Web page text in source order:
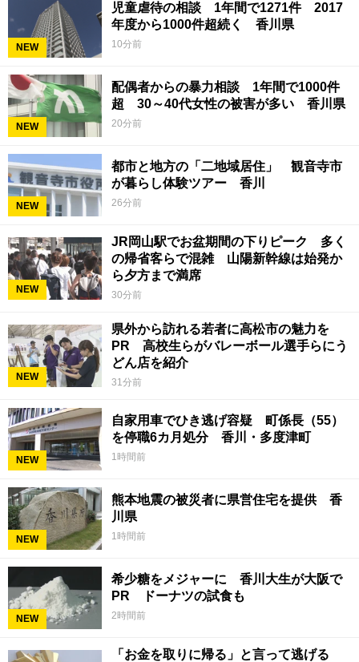
NEW
児童虐待の相談 1年間で1271件 2017
年度から1000件超続く 香川県
10分前
NEW
配偶者からの暴力相談 1年間で1000件
超 30～40代女性の被害が多い 香川県
20分前
NEW
都市と地方の「二地域居住」 観音寺市
が暮らし体験ツアー 香川
26分前
NEW
JR岡山駅でお盆期間の下りピーク 多く
の帰省客らで混雑 山陽新幹線は始発か
ら夕方まで満席
30分前
NEW
県外から訪れる若者に高松市の魅力を
PR 高校生らがバレーボール選手らにう
どん店を紹介
31分前
NEW
自家用車でひき逃げ容疑 町係長（55）
を停職6カ月処分 香川・多度津町
1時間前
NEW
熊本地震の被災者に県営住宅を提供 香
川県
1時間前
NEW
希少糖をメジャーに 香川大生が大阪で
PR ドーナツの試食も
2時間前
「お金を取りに帰る」と言って逃げる